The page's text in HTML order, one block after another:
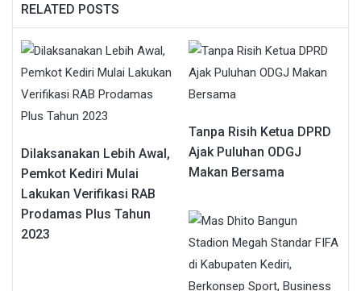
RELATED POSTS
Dilaksanakan Lebih Awal,
Pemkot Kediri Mulai
Lakukan Verifikasi RAB
Prodamas Plus Tahun
2023
Tanpa Risih Ketua DPRD
Ajak Puluhan ODGJ
Makan Bersama